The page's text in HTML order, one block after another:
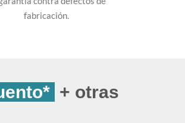
fabricación.
+ otras